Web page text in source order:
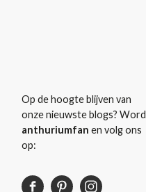
Op de hoogte blijven van
onze nieuwste blogs? Word
anthuriumfan en volg ons
op: